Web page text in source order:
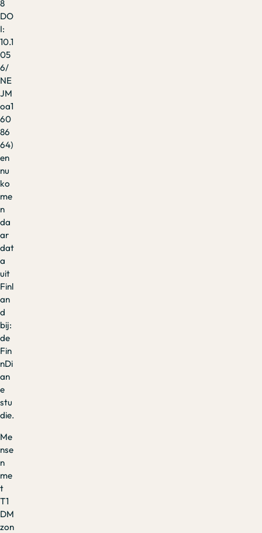
8
DO
I:
10.1
05
6/
NE
JM
oa1
60
86
64)
en
nu
ko
me
n
da
ar
dat
a
uit
Finl
an
d
bij:
de
Fin
nDi
an
e
stu
die.
Me
nse
n
me
t
T1
DM
zon